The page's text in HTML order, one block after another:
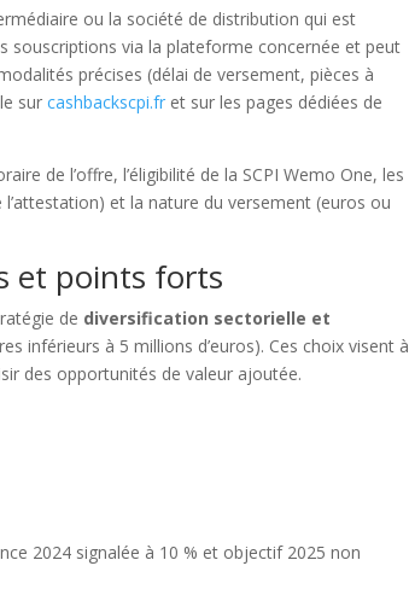
ou la société de distribution qui est
souscriptions via la plateforme concernée et peut
précises (délai de versement, pièces à
surcashbackscpi.fr et sur les pages dédiées de
de l’offre, l’éligibilité de la SCPI Wemo One, les
et la nature du versement (euros ou
et points forts
de diversification sectorielle et
inférieurs à 5 millions d’euros). Ces choix visent à
des opportunités de valeur ajoutée.
2024 signalée à 10 % et objectif 2025 non